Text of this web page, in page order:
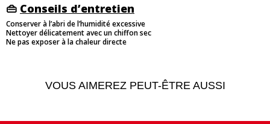
👜 Conseils d’entretien
Conserver à l’abri de l’humidité excessive
Nettoyer délicatement avec un chiffon sec
Ne pas exposer à la chaleur directe
VOUS AIMEREZ PEUT-ÊTRE AUSSI